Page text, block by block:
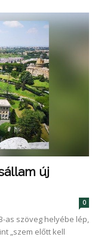
új
0
as szöveg helyébe lép,
„szem előtt kell